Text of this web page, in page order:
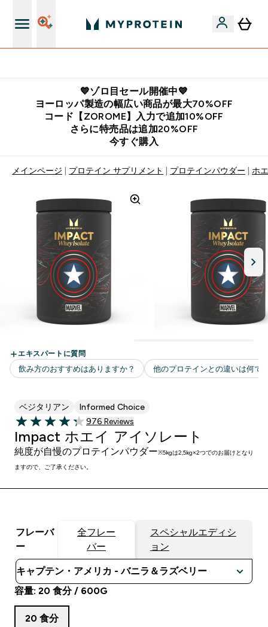
💙ゾロ目セール開催中💙
ヨーロッパ製造の幅広い商品が最大70%OFF
コード【ZOROME】入力で追加10%OFF
さらに特売品は追加20%OFF
今すぐ購入
メインページ プロテイン サプリメント プロテインパウダー ホ
ベジタリアン Informed Choice
4.31 out of 5 stars
976 ＋件の口コミ
976 Reviews
Impact ホエイ アイソレート
純度が自慢のプロテインパウダー※5kgは2,5kg×2つでのお届けとなり
ますので、ご了承ください。
フレーバ
ー
全フレー
バー
スペシャルエディシ
ョン
容量: 20 食分 / 600G
20 食分